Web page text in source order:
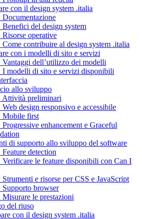
con il design system .italia
Documentazione
Benefici del design system
Risorse operative
Come contribuire al design system .italia
con i modelli di sito e servizi
Vantaggi dell’utilizzo dei modelli
I modelli di sito e servizi disponibili
allo sviluppo
Attività preliminari
Web design responsivo e accessibile
Mobile first
Progressive enhancement e Graceful
di supporto allo sviluppo del software
Feature detection
Verificare le feature disponibili con Can I
Strumenti e risorse per CSS e JavaScript
Supporto browser
Misurare le prestazioni
del riuso
con il design system .italia